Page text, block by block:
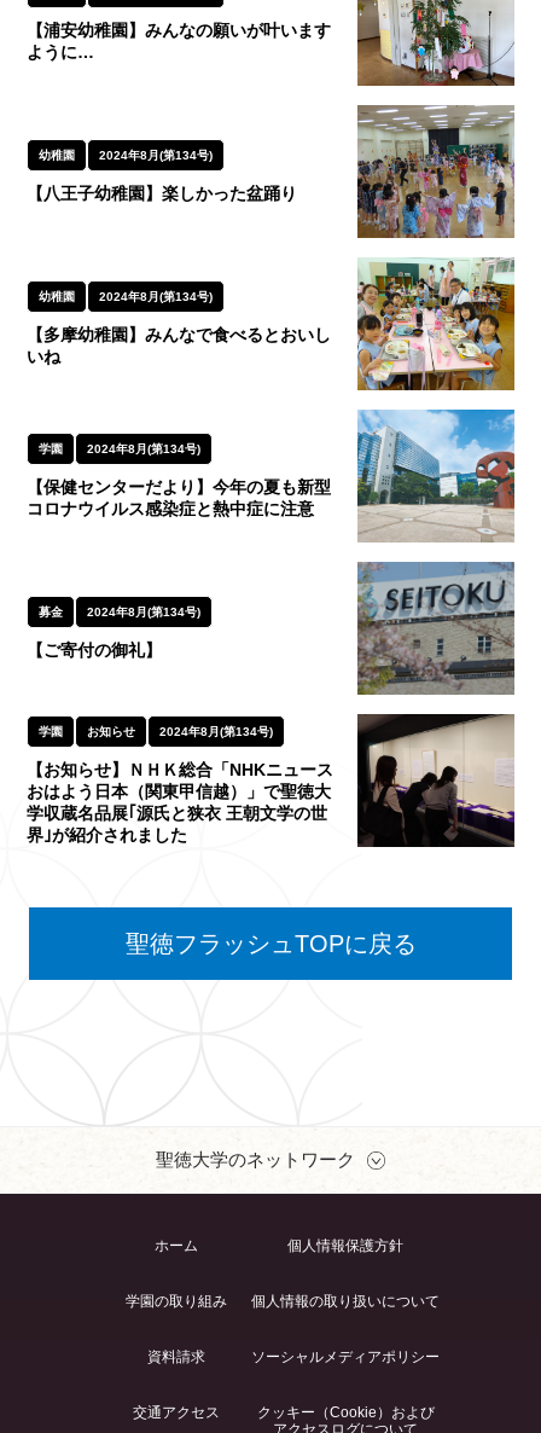
【浦安幼稚園】みんなの願いが叶います
ように…
幼稚園 2024年8月(第134号)
【八王子幼稚園】楽しかった盆踊り
幼稚園 2024年8月(第134号)
【多摩幼稚園】みんなで食べるとおいし
いね
学園 2024年8月(第134号)
【保健センターだより】今年の夏も新型
コロナウイルス感染症と熱中症に注意
募金 2024年8月(第134号)
【ご寄付の御礼】
学園 お知らせ 2024年8月(第134号)
【お知らせ】ＮＨＫ総合「NHKニュース
おはよう日本（関東甲信越）」で聖徳大
学収蔵名品展｢源氏と狭衣 王朝文学の世
界｣が紹介されました
聖徳フラッシュTOPに戻る
聖徳大学のネットワーク
ホーム
学園の取り組み
資料請求
交通アクセス
個人情報保護方針
個人情報の取り扱いについて
ソーシャルメディアポリシー
クッキー（Cookie）および
アクセスログについて